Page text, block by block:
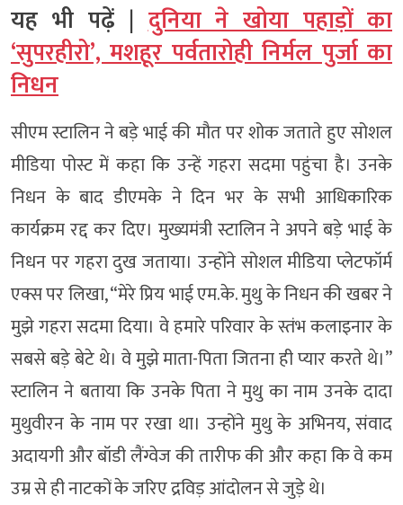
यह भी पढ़ें |दुनिया ने खोया पहाड़ों का
‘सुपरहीरो’, मशहूर पर्वतारोही निर्मल पुर्जा का
निधन
सीएम स्टालिन ने बड़े भाई की मौत पर शोक जताते हुए सोशल
मीडिया पोस्ट में कहा कि उन्हें गहरा सदमा पहुंचा है। उनके
निधन के बाद डीएमके ने दिन भर के सभी आधिकारिक
कार्यक्रम रद्द कर दिए। मुख्यमंत्री स्टालिन ने अपने बड़े भाई के
निधन पर गहरा दुख जताया। उन्होंने सोशल मीडिया प्लेटफॉर्म
एक्स पर लिखा, “मेरे प्रिय भाई एम.के. मुथु के निधन की खबर ने
मुझे गहरा सदमा दिया। वे हमारे परिवार के स्तंभ कलाइनार के
सबसे बड़े बेटे थे। वे मुझे माता-पिता जितना ही प्यार करते थे।”
स्टालिन ने बताया कि उनके पिता ने मुथु का नाम उनके दादा
मुथुवीरन के नाम पर रखा था। उन्होंने मुथु के अभिनय, संवाद
अदायगी और बॉडी लैंग्वेज की तारीफ की और कहा कि वे कम
उम्र से ही नाटकों के जरिए द्रविड़ आंदोलन से जुड़े थे।